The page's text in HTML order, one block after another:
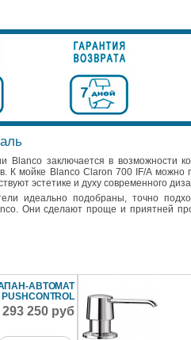
Blanco заключается в возможности
К мойке Blanco Claron 700 IF/A можно
эстетике и духу современного
идеально подобраны, точно
Они сделают проще и приятней
АВТОМАТ
PUSHCONTROL
293 250 руб